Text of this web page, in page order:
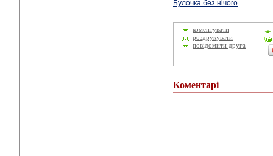
Булочка без нічого
коментувати
роздрукувати
повідомити друга
Коментарі